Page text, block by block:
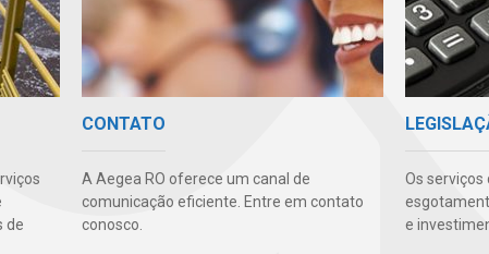
de
CONTATO
A Aegea RO oferece um canal de
comunicação eficiente. Entre em contato
conosco.
Os
e